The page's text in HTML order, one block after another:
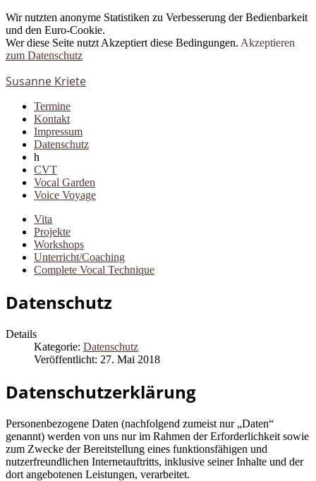
Wir nutzten anonyme Statistiken zu Verbesserung der Bedienbarkeit
und den Euro-Cookie.
Wer diese Seite nutzt Akzeptiert diese Bedingungen. Akzeptieren
zum Datenschutz
Susanne Kriete
Termine
Kontakt
Impressum
Datenschutz
h
CVT
Vocal Garden
Voice Voyage
Vita
Projekte
Workshops
Unterricht/Coaching
Complete Vocal Technique
Datenschutz
Details
Kategorie: Datenschutz
Veröffentlicht: 27. Mai 2018
Datenschutzerklärung
Personenbezogene Daten (nachfolgend zumeist nur „Daten“
genannt) werden von uns nur im Rahmen der Erforderlichkeit sowie
zum Zwecke der Bereitstellung eines funktionsfähigen und
nutzerfreundlichen Internetauftritts, inklusive seiner Inhalte und der
dort angebotenen Leistungen, verarbeitet.